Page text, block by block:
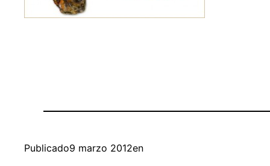
Publicado9 marzo 2012en